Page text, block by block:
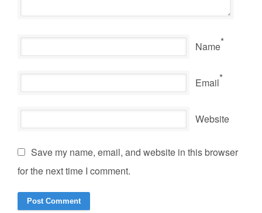
Name*
Email*
Website
Save my name, email, and website in this browser
for the next time I comment.